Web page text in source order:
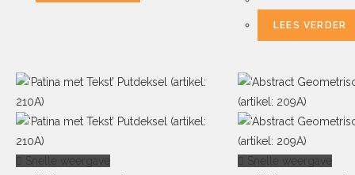
LEES VERDER
Snelle weergave
Snelle weergave